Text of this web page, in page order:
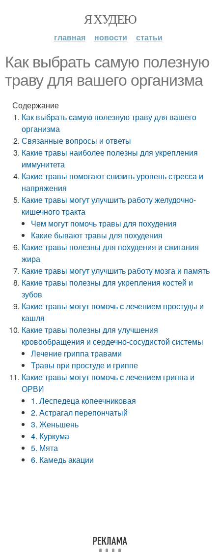
Я ХУДЕЮ
главная новости статьи
Как выбрать самую полезную
траву для вашего организма
Содержание
Как выбрать самую полезную траву для вашего
организма
Связанные вопросы и ответы
Какие травы наиболее полезны для укрепления
иммунитета
Какие травы помогают снизить уровень стресса и
напряжения
Какие травы могут улучшить работу желудочно-
кишечного тракта
Чем могут помочь травы для похудения
Какие бывают травы для похудения
Какие травы полезны для похудения и сжигания
жира
Какие травы могут улучшить работу мозга и память
Какие травы полезны для укрепления костей и
зубов
Какие травы могут помочь с лечением простуды и
кашля
Какие травы полезны для улучшения
кровообращения и сердечно-сосудистой системы
Лечение гриппа травами
Травы при простуде и гриппе
Какие травы могут помочь с лечением гриппа и
ОРВИ
1. Леспедеца копеечниковая
2. Астрагал перепончатый
3. Женьшень
4. Куркума
5. Мята
6. Камедь акации